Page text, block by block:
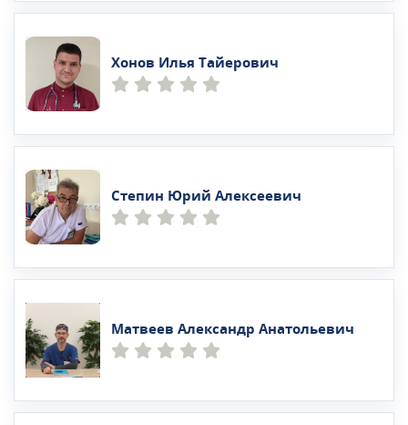
Хонов Илья Тайерович
Степин Юрий Алексеевич
Матвеев Александр Анатольевич